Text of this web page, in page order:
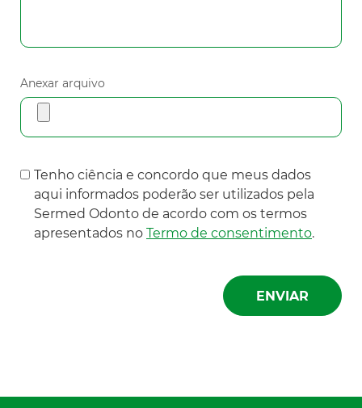
Anexar arquivo
Tenho ciência e concordo que meus dados
aqui informados poderão ser utilizados pela
Sermed Odonto de acordo com os termos
apresentados no Termo de consentimento.